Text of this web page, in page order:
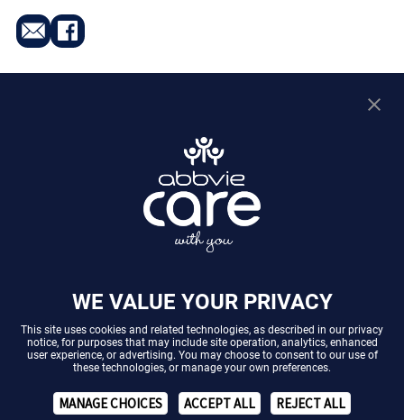
Online Angebote
© 2026 AbbVie Deutschland GmbH & Co. KG
Impressum|Datenschutz|Nutzungsbedingungen | Cookie
Preferences
WE VALUE YOUR PRIVACY
This site uses cookies and related technologies, as described in our privacy
notice, for purposes that may include site operation, analytics, enhanced
user experience, or advertising. You may choose to consent to our use of
these technologies, or manage your own preferences.
MANAGE CHOICES ACCEPT ALL REJECT ALL